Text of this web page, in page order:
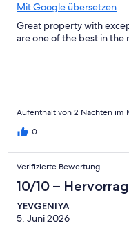
Mit Google übersetzen
Great property with
are one of the best in
Aufenthalt von 2 Nächten im
0
Verifizierte Bewertung
10/10 –
YEVGENIYA
5. Juni 2026